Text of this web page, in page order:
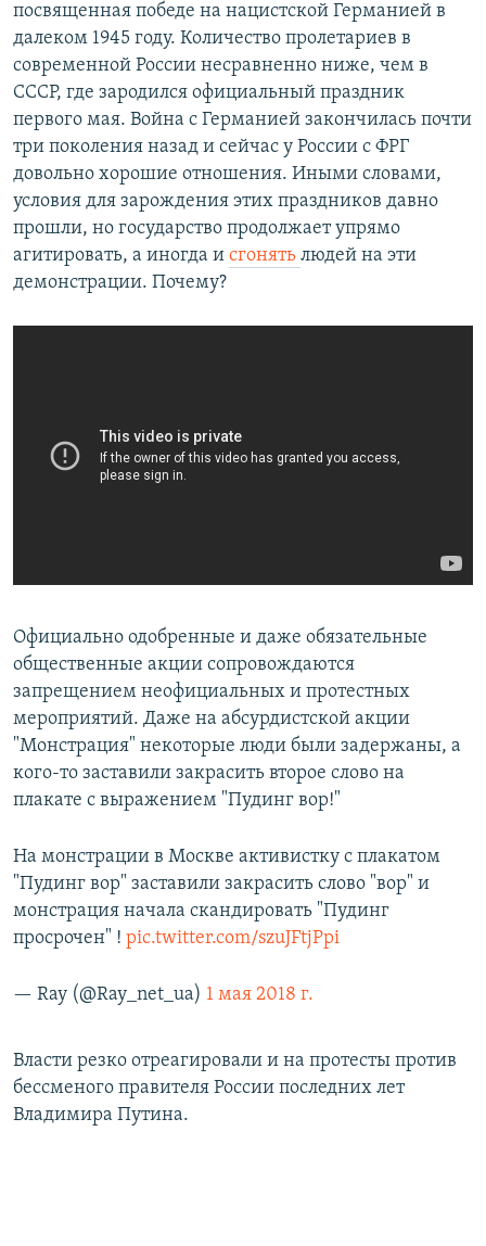
посвященная победе на нацистской Германией в
далеком 1945 году. Количество пролетариев в
современной России несравненно ниже, чем в
СССР, где зародился официальный праздник
первого мая. Война с Германией закончилась почти
три поколения назад и сейчас у России с ФРГ
довольно хорошие отношения. Иными словами,
условия для зарождения этих праздников давно
прошли, но государство продолжает упрямо
агитировать, а иногда и сгонять людей на эти
демонстрации. Почему?
Официально одобренные и даже обязательные
общественные акции сопровождаются
запрещением неофициальных и протестных
мероприятий. Даже на абсурдистской акции
"Монстрация" некоторые люди были задержаны, а
кого-то заставили закрасить второе слово на
плакате с выражением "Пудинг вор!"
На монстрации в Москве активистку с плакатом
"Пудинг вор" заставили закрасить слово "вор" и
монстрация начала скандировать "Пудинг
просрочен" ! pic.twitter.com/szuJFtjPpi
— Ray (@Ray_net_ua) 1 мая 2018 г.
Власти резко отреагировали и на протесты против
бессменого правителя России последних лет
Владимира Путина.